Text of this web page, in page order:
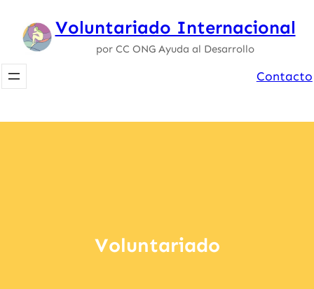
contenido
Voluntariado Internacional
por CC ONG Ayuda al Desarrollo
Contacto
Voluntariado